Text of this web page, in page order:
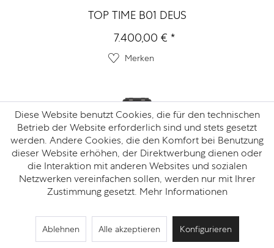
TOP TIME B01 DEUS
7.400,00 € *
Merken
BREITLING
CHRONOMAT B01 42
Diese Website benutzt Cookies, die für den technischen
Betrieb der Website erforderlich sind und stets gesetzt
werden. Andere Cookies, die den Komfort bei Benutzung
dieser Website erhöhen, der Direktwerbung dienen oder
die Interaktion mit anderen Websites und sozialen
Netzwerken vereinfachen sollen, werden nur mit Ihrer
Zustimmung gesetzt. Mehr Informationen
Ablehnen Alle akzeptieren Konfigurieren